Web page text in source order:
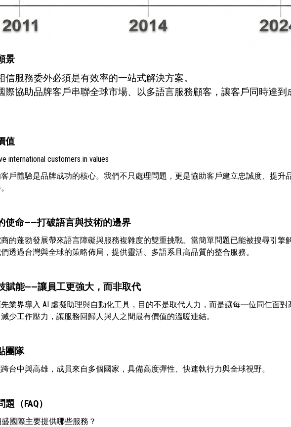
景
信服務委外必須是有效率的一站式解決方案。
際協助品牌客戶串聯全球市場、以多語言服務顧客，讓客戶同時達到
值
international customers in values
戶體驗是品牌成功的核心。我們不只處理問題，更是協助客戶建立忠誠度、提升
使命——打破語言與技術的邊界
的蓬勃發展帶來語言障礙與服務複雜度的雙重挑戰。當簡單問題已能被搜尋引擎
透過台灣與全球的策略佈局，提供靈活、多語系且高品質的整合服務。
賦能——讓員工更強大，而非取代
業界導入 AI 虛擬助理與自動化工具，目的不是取代人力，而是讓每一位同仁面
少工作壓力，讓服務回歸人與人之間最有價值的溫暖連結。
團隊
台中與高雄，成員來自多個國家，具備高度彈性、快速執行力與全球視野。
（FAQ）
盛國際主要提供哪些服務？